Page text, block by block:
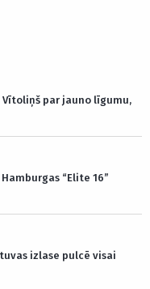
Vītoliņš par jauno līgumu,
“Elite 16”
izlase pulcē visai